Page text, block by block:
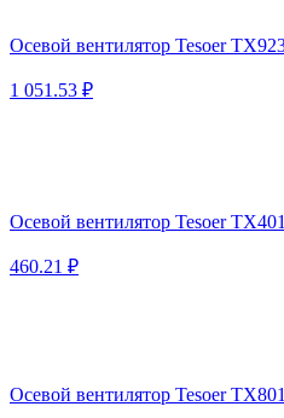
Осевой вентилятор Tesoer
1 051.53 ₽
Осевой вентилятор Tesoer
460.21 ₽
Осевой вентилятор Tesoer